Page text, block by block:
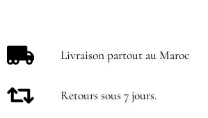
Livraison partout au Maroc
Retours sous 7 jours.